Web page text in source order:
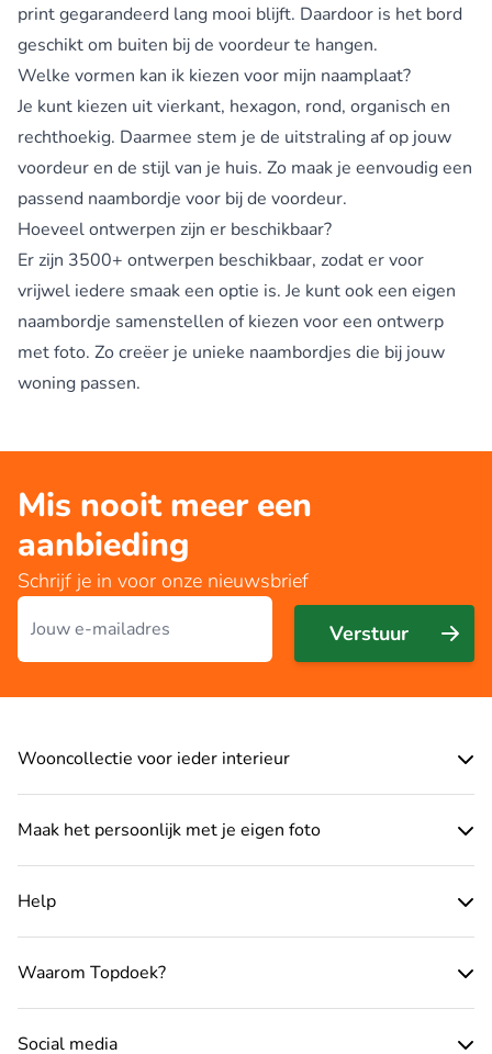
print gegarandeerd lang mooi blijft. Daardoor is het bord
geschikt om buiten bij de voordeur te hangen.
Welke vormen kan ik kiezen voor mijn naamplaat?
Je kunt kiezen uit vierkant, hexagon, rond, organisch en
rechthoekig. Daarmee stem je de uitstraling af op jouw
voordeur en de stijl van je huis. Zo maak je eenvoudig een
passend naambordje voor bij de voordeur.
Hoeveel ontwerpen zijn er beschikbaar?
Er zijn 3500+ ontwerpen beschikbaar, zodat er voor
vrijwel iedere smaak een optie is. Je kunt ook een eigen
naambordje samenstellen of kiezen voor een ontwerp
met foto. Zo creëer je unieke naambordjes die bij jouw
woning passen.
Mis nooit meer een
aanbieding
Schrijf je in voor onze nieuwsbrief
E-mailadres
Verstuur
Wooncollectie voor ieder interieur
Maak het persoonlijk met je eigen foto
Help
Waarom Topdoek?
Social media